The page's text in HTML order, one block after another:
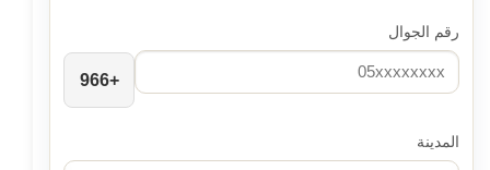
رقم الجوال
+966
المدينة